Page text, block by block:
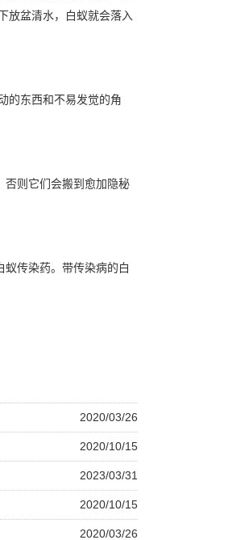
放盆清水，白蚁就会落入
的东西和不易发觉的角
否则它们会搬到愈加隐秘
蚁传染药。带传染病的白
2020/03/26
2020/10/15
2023/03/31
2020/10/15
2020/03/26